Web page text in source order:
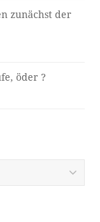
zunächst der
öder ?